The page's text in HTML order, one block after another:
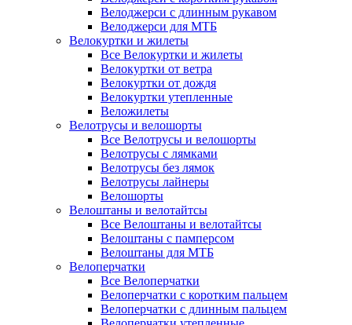
Велоджерси с длинным рукавом
Велоджерси для МТБ
Велокуртки и жилеты
Все Велокуртки и жилеты
Велокуртки от ветра
Велокуртки от дождя
Велокуртки утепленные
Веложилеты
Велотрусы и велошорты
Все Велотрусы и велошорты
Велотрусы с лямками
Велотрусы без лямок
Велотрусы лайнеры
Велошорты
Велоштаны и велотайтсы
Все Велоштаны и велотайтсы
Велоштаны с памперсом
Велоштаны для МТБ
Велоперчатки
Все Велоперчатки
Велоперчатки с коротким пальцем
Велоперчатки с длинным пальцем